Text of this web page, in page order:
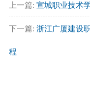
上一篇: 宣城职业技术
下一篇: 浙江广厦建设
程